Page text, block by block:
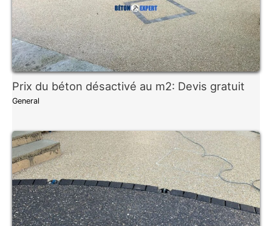
Prix du béton désactivé au m2: Devis gratuit
General